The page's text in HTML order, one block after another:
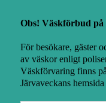
Obs! Väskförbud på
För besökare, gäster
av väskor enligt
Väskförvaring finns
Järvaveckans hemsida